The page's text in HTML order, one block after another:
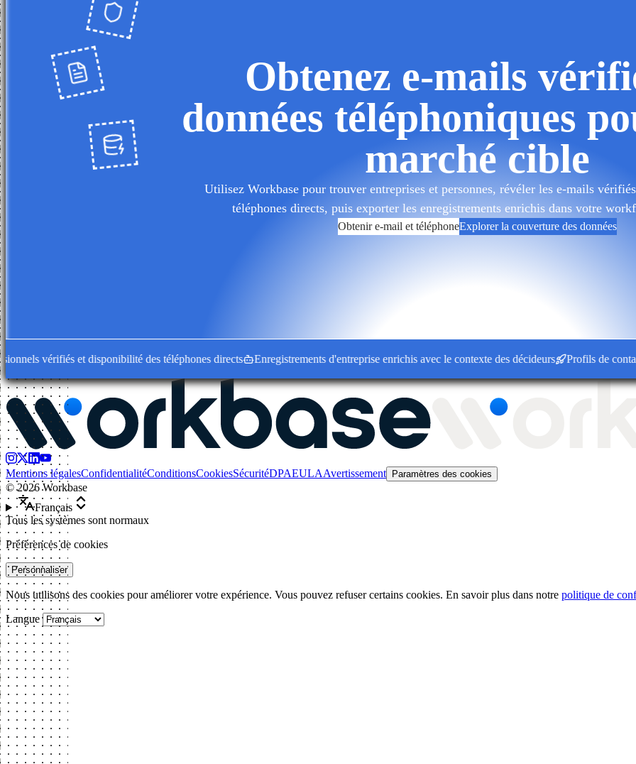
Obtenez e-mails
données téléphoniques
marché cible
Utilisez Workbase pour trouver entreprises et personnes, révéler les e-mails
téléphones directs, puis exporter les enregistrements enrichis dans votre
Obtenir e-mail et téléphoneExplorer la couverture des données
vérifiés et disponibilité des téléphones directs Enregistrements d'entreprise enrichis avec le contexte des décideurs Profils de contact
Mentions légalesConfidentialitéConditionsCookiesSécuritéDPAEULAAvertissement Paramètres des cookies
©2026 Workbase
Français
Tous les systèmes sont normaux
Préférences de cookies
Personnaliser
Nous utilisons des cookies pour améliorer votre expérience. Vous pouvez refuser certains cookies. En savoir plus dans notre politique de
Langue